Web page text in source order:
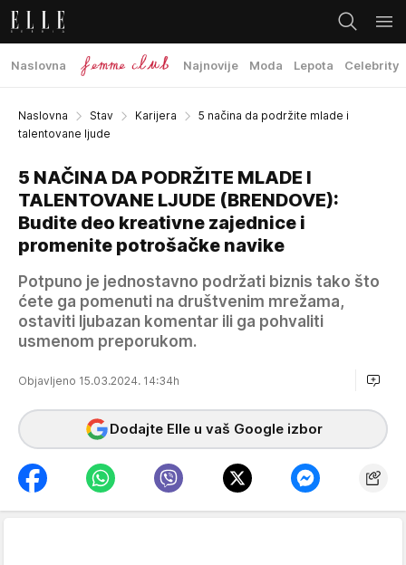
Naslovna Najnovije Moda Lepota Celebrity
Naslovna Stav Karijera
5 načina da podržite mlade i
talentovane ljude
5 NAČINA DA PODRŽITE MLADE I
TALENTOVANE LJUDE (BRENDOVE):
Budite deo kreativne zajednice i
promenite potrošačke navike
Potpuno je jednostavno podržati biznis tako što
ćete ga pomenuti na društvenim mrežama,
ostaviti ljubazan komentar ili ga pohvaliti
usmenom preporukom.
Objavljeno 15.03.2024. 14:34h
Dodajte Elle u vaš Google izbor